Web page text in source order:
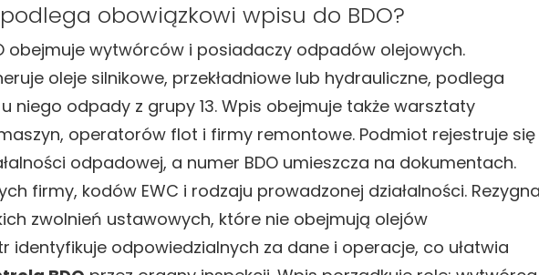
obowiązkowi wpisu do BDO?
obejmuje wytwórców i posiadaczy odpadów olejowych.
oleje silnikowe, przekładniowe lub hydrauliczne, podlega
niego odpady z grupy 13. Wpis obejmuje także warsztaty
operatorów flot i firmy remontowe. Podmiot rejestruje się
odpadowej, a numer BDO umieszcza na dokumentach.
firmy, kodów EWC i rodzaju prowadzonej działalności.
zwolnień ustawowych, które nie obejmują olejów
identyfikuje odpowiedzialnych za dane i operacje, co ułatwia